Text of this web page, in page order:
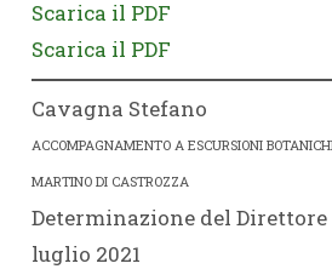
Scarica il PDF
Scarica il PDF
Cavagna Stefano
ACCOMPAGNAMENTO A ESCURSIONI
MARTINO DI CASTROZZA
Determinazione del Direttore
luglio 2021